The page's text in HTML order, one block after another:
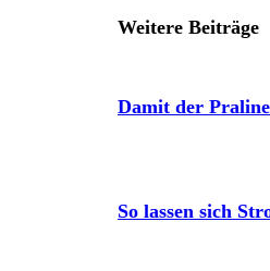
Weitere Beiträge
Damit der
So lassen sich